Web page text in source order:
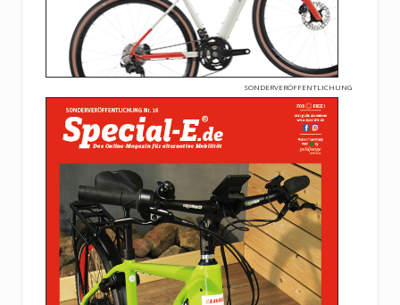
SONDERVERÖFFENTLICHUNG